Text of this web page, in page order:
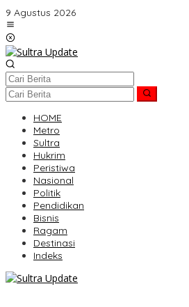
Lewati
ke
konten
9 Agustus 2026
HOME
Metro
Sultra
Hukrim
Peristiwa
Nasional
Politik
Pendidikan
Bisnis
Ragam
Destinasi
Indeks